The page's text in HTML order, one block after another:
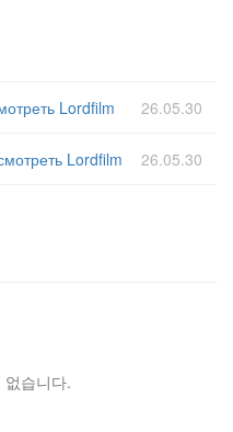
Lordfilm 26.05.30
Lordfilm 26.05.30
없습니다.